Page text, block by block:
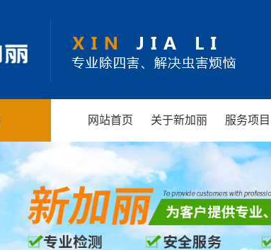
网站首页 关于新加丽 服务项目